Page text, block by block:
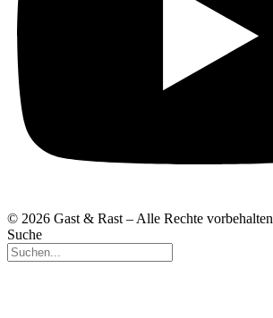
© 2026 Gast & Rast – Alle Rechte vorbehalten
Suche